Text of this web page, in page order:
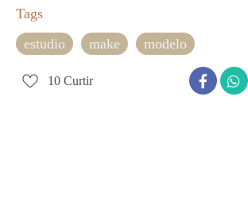
Tags
estudio
make modelo
10 Curtir